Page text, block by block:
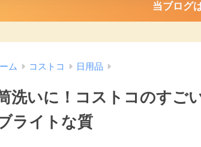
当ブログ
ム コストコ 日用品
洗いに！コストコのすご
ライトな質